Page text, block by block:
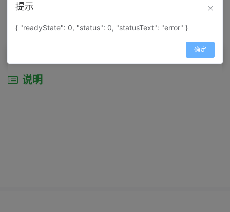
来源：
属性： 地图属性： 地图类型-景区导游图
说明
提示
{ "readyState": 0, "status": 0, "statusText": "error" }
确定